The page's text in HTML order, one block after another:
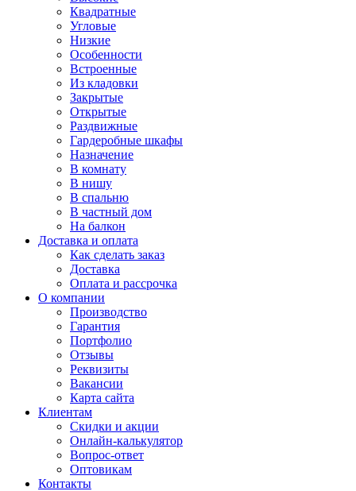
Квадратные
Угловые
Низкие
Особенности
Встроенные
Из кладовки
Закрытые
Открытые
Раздвижные
Гардеробные шкафы
Назначение
В комнату
В нишу
В спальню
В частный дом
На балкон
Доставка и оплата
Как сделать заказ
Доставка
Оплата и рассрочка
О компании
Производство
Гарантия
Портфолио
Отзывы
Реквизиты
Вакансии
Карта сайта
Клиентам
Скидки и акции
Онлайн-калькулятор
Вопрос-ответ
Оптовикам
Контакты